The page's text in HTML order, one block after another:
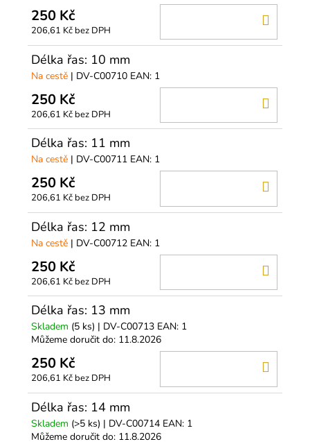
250 Kč
206,61 Kč bez DPH
Délka řas: 10 mm
Na cestě | DV-C00710 EAN: 1
250 Kč
206,61 Kč bez DPH
Délka řas: 11 mm
Na cestě | DV-C00711 EAN: 1
250 Kč
206,61 Kč bez DPH
Délka řas: 12 mm
Na cestě | DV-C00712 EAN: 1
250 Kč
206,61 Kč bez DPH
Délka řas: 13 mm
Skladem (5 ks) | DV-C00713 EAN: 1
Můžeme doručit do: 11.8.2026
250 Kč
206,61 Kč bez DPH
Délka řas: 14 mm
Skladem (>5 ks) | DV-C00714 EAN: 1
Můžeme doručit do: 11.8.2026